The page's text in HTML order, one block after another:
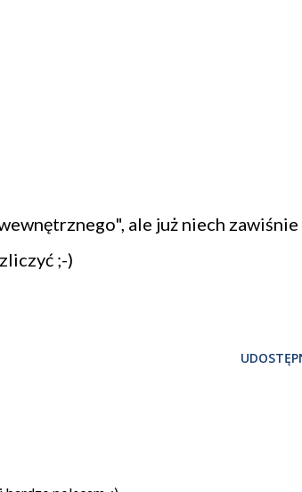
ale już niech zawiśnie
;-)